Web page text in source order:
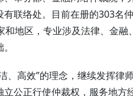
联络处。目前在册的303名
地区，专业涉及法律、金融
、高效”的理念，继续发挥律
公正行使仲裁权，服务地